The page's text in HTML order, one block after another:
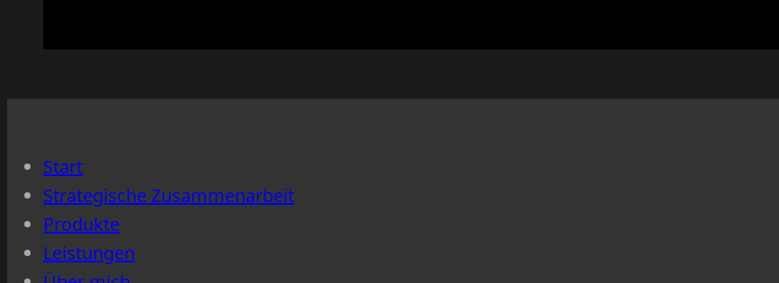
Tricks,
regelmäßig
Start
Strategische Zusammenarbeit
Produkte
Leistungen